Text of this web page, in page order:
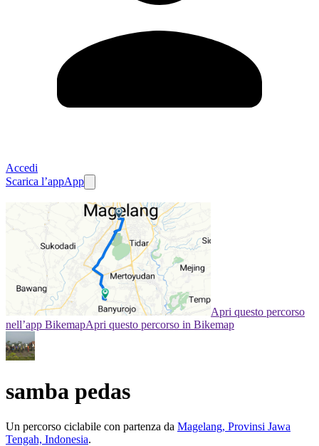
Accedi
Scarica l’appApp
Apri questo percorso
nell’app BikemapApri questo percorso in Bikemap
samba pedas
Un percorso ciclabile con partenza da Magelang, Provinsi Jawa
Tengah, Indonesia.